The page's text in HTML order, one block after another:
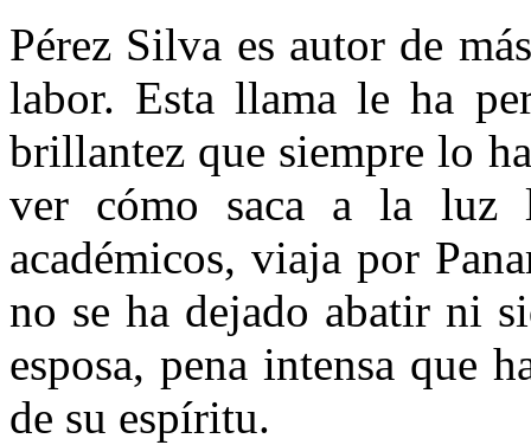
Pérez Silva es autor de
labor. Esta llama le ha
brillantez que siempre lo
ver cómo saca a la luz
académicos, viaja por
no se ha dejado abatir ni
esposa, pena intensa que
de su espíritu.